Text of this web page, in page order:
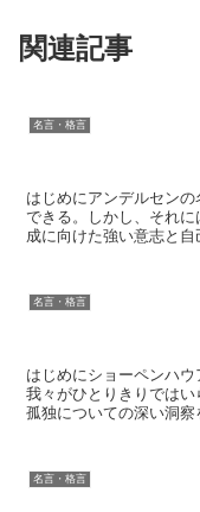
関連記事
名言・格言
はじめにアンデルセン
できる。しかし、それ
成に向けた強い意志と
名言・格言
はじめにショーペンハウ
我々がひとりきりでは
孤独についての深い洞
名言・格言